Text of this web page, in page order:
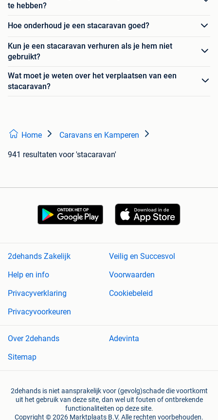
te hebben?
Hoe onderhoud je een stacaravan goed?
Kun je een stacaravan verhuren als je hem niet
gebruikt?
Wat moet je weten over het verplaatsen van een
stacaravan?
Home Caravans en Kamperen
941 resultaten voor 'stacaravan'
2dehands Zakelijk
Veilig en Succesvol
Help en info
Voorwaarden
Privacyverklaring
Cookiebeleid
Privacyvoorkeuren
Over 2dehands
Adevinta
Sitemap
2dehands is niet aansprakelijk voor (gevolg)schade die voortkomt
uit het gebruik van deze site, dan wel uit fouten of ontbrekende
functionaliteiten op deze site.
Copyright © 2026 Marktplaats B.V. Alle rechten voorbehouden.